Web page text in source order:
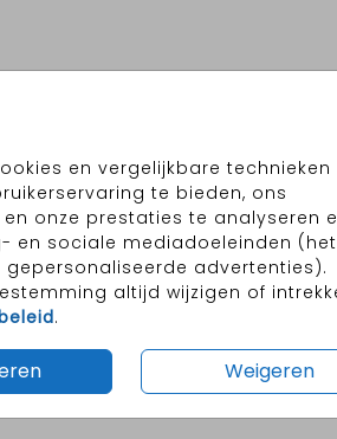
en vergelijkbare technieken
te bieden, ons
onze prestaties te analyseren
en sociale mediadoeleinden (het
gepersonaliseerde advertenties).
altijd wijzigen of
.
Weigeren